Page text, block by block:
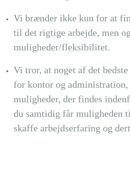
Vi brænder ikke kun for at
til det rigtige arbejde, men
muligheder/fleksibilitet.
Vi tror, at noget af det
for kontor og administration,
muligheder, der findes
du samtidig får muligheden
skaffe arbejdserfaring og